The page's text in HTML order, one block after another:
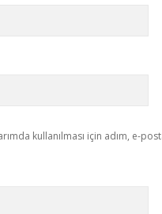
kullanılması için adım, e-